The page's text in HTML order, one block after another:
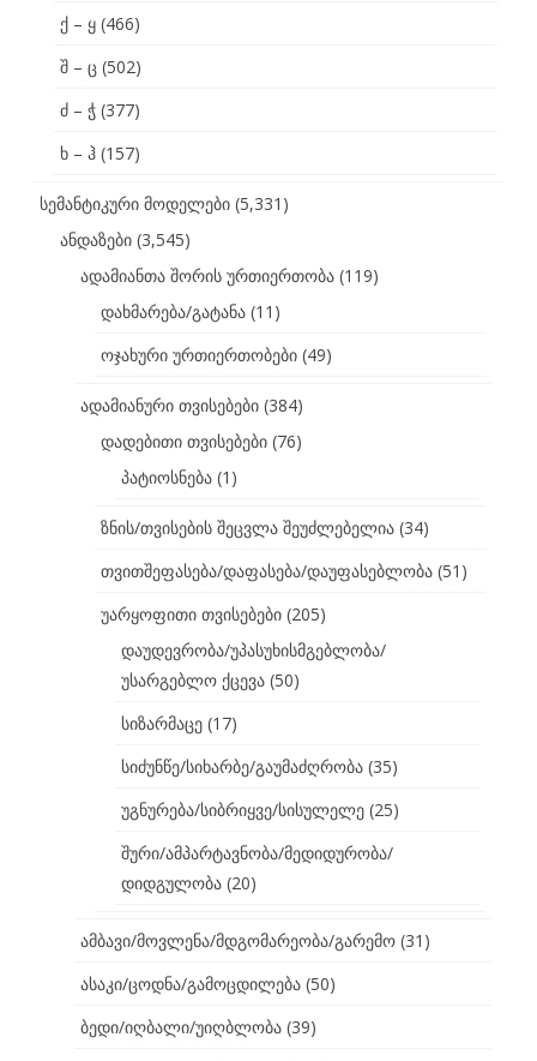
ქ – ყ (466)
შ – ც (502)
ძ – ჭ (377)
ხ – ჰ (157)
სემანტიკური მოდელები (5,331)
ანდაზები (3,545)
ადამიანთა შორის ურთიერთობა (119)
დახმარება/გატანა (11)
ოჯახური ურთიერთობები (49)
ადამიანური თვისებები (384)
დადებითი თვისებები (76)
პატიოსნება (1)
ზნის/თვისების შეცვლა შეუძლებელია (34)
თვითშეფასება/დაფასება/დაუფასებლობა (51)
უარყოფითი თვისებები (205)
დაუდევრობა/უპასუხისმგებლობა/
უსარგებლო ქცევა (50)
სიზარმაცე (17)
სიძუნწე/სიხარბე/გაუმაძღრობა (35)
უგნურება/სიბრიყვე/სისულელე (25)
შური/ამპარტავნობა/მედიდურობა/
დიდგულობა (20)
ამბავი/მოვლენა/მდგომარეობა/გარემო (31)
ასაკი/ცოდნა/გამოცდილება (50)
ბედი/იღბალი/უიღბლობა (39)